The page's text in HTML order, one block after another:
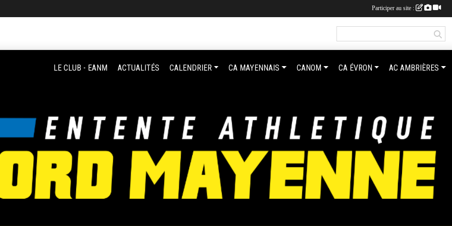
LE CLUB - EANM ACTUALITÉS CALENDRIER CA MAYENNAIS CANOM CA ÉVRON AC AMBRIÈRES
Participer au site :